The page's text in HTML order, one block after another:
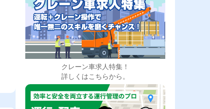
クレーン車求人特集！
詳しくはこちらから。